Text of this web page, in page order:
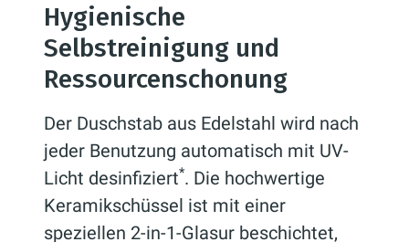
Hygienische
Selbstreinigung und
Ressourcenschonung
Der Duschstab aus Edelstahl wird nach
jeder Benutzung automatisch mit UV-
Licht desinfiziert*. Die hochwertige
Keramikschüssel ist mit einer
speziellen 2-in-1-Glasur beschichtet,